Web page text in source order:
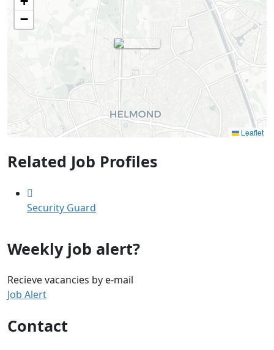
−
Leaflet
Related Job Profiles
Security Guard
Weekly job alert?
Recieve vacancies by e-mail
Job Alert
Contact